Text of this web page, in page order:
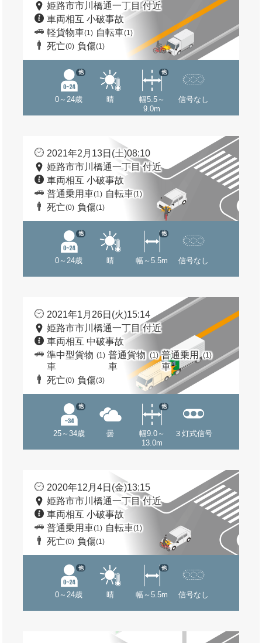
姫路市市川橋通一丁目 付近
車両相互 小破事故
軽貨物車(1) 自転車(1)
死亡(0) 負傷(1)
0～24歳
他
晴
幅5.5～
9.0m
他
信号なし
2021年2月13日(土)08:10
姫路市市川橋通一丁目 付近
車両相互 小破事故
普通乗用車(1) 自転車(1)
死亡(0) 負傷(1)
0～24歳
他
晴 幅～5.5m
他
信号なし
2021年1月26日(火)15:14
姫路市市川橋通一丁目 付近
車両相互 中破事故
準中型貨物
車
(1) 普通貨物
車
(1) 普通乗用
車
(1)
死亡(0) 負傷(3)
25～34歳
他
曇
幅9.0～
13.0m
他
３灯式信号
2020年12月4日(金)13:15
姫路市市川橋通一丁目 付近
車両相互 小破事故
普通乗用車(1) 自転車(1)
死亡(0) 負傷(1)
0～24歳
他
晴 幅～5.5m
他
信号なし